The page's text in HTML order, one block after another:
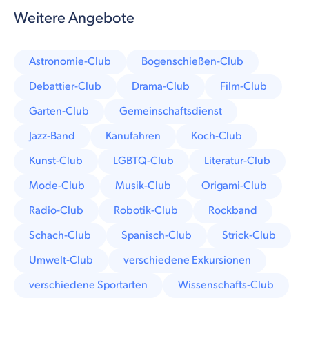
Weitere Angebote
Astronomie-Club
Bogenschießen-Club
Debattier-Club
Drama-Club
Film-Club
Garten-Club
Gemeinschaftsdienst
Jazz-Band
Kanufahren
Koch-Club
Kunst-Club
LGBTQ-Club
Literatur-Club
Mode-Club
Musik-Club
Origami-Club
Radio-Club
Robotik-Club
Rockband
Schach-Club
Spanisch-Club
Strick-Club
Umwelt-Club
verschiedene Exkursionen
verschiedene Sportarten
Wissenschafts-Club